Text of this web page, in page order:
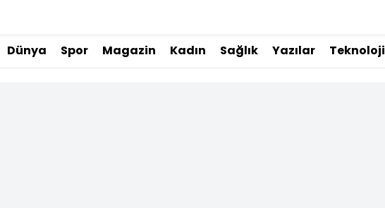
Dünya Spor Magazin Kadın Sağlık Yazılar Teknoloji